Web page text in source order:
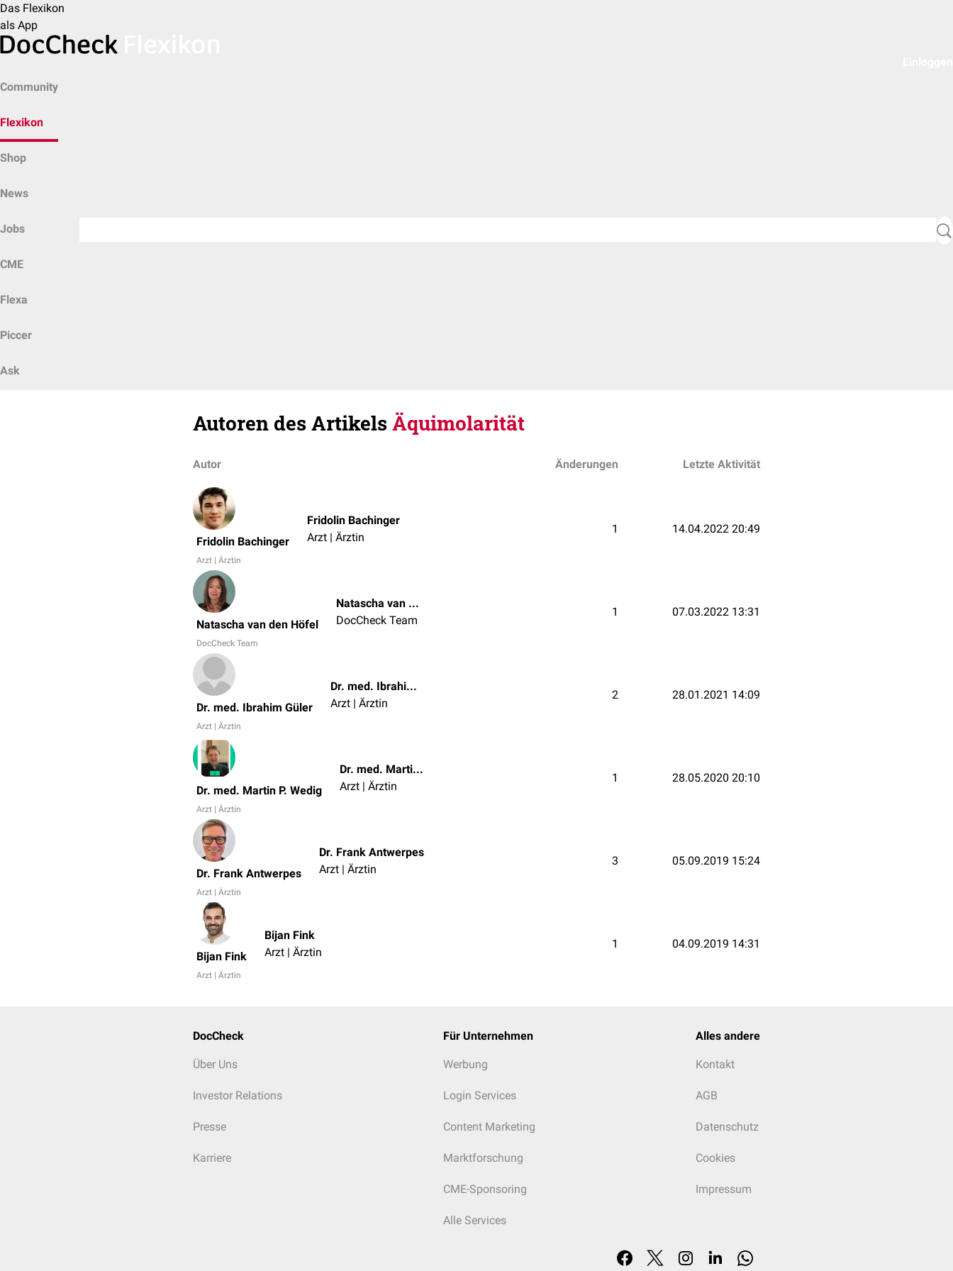
Das Flexikon
als App
Community
Flexikon
Shop
News
Jobs
CME
Flexa
Piccer
Ask
Autoren des ArtikelsÄquimolarität
Autor Änderungen Letzte Aktivität
Fridolin Bachinger
Arzt | Ärztin
Fridolin Bachinger
Arzt | Ärztin
1 14.04.2022 20:49
Natascha van den Höfel
DocCheck Team
Natascha van den Höfel
DocCheck Team
1 07.03.2022 13:31
Dr. med. Ibrahim Güler
Arzt | Ärztin
Dr. med. Ibrahim Güler
Arzt | Ärztin
2 28.01.2021 14:09
Dr. med. Martin P. Wedig
Arzt | Ärztin
Dr. med. Martin P. Wedig
Arzt | Ärztin
1 28.05.2020 20:10
Dr. Frank Antwerpes
Arzt | Ärztin
Dr. Frank Antwerpes
Arzt | Ärztin
3 05.09.2019 15:24
Bijan Fink
Arzt | Ärztin
Bijan Fink
Arzt | Ärztin
1 04.09.2019 14:31
DocCheck
Über Uns
Investor Relations
Presse
Karriere
Für Unternehmen
Werbung
Login Services
Content Marketing
Marktforschung
CME-Sponsoring
Alle Services
Alles andere
Kontakt
AGB
Datenschutz
Cookies
Impressum